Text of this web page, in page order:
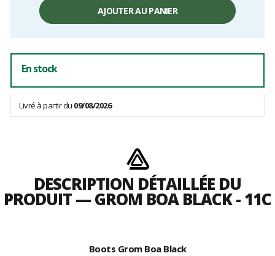
unitaire,
AJOUTER AU PANIER
En stock
Livré à partir du 09/08/2026
DESCRIPTION DÉTAILLÉE DU
PRODUIT — GROM BOA BLACK - 11C
Boots Grom Boa Black